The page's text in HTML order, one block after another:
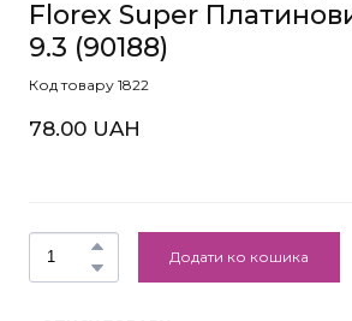
Florex Super
9.3 (90188)
Код товару 1822
78.00 UAH
Додати ко кошика